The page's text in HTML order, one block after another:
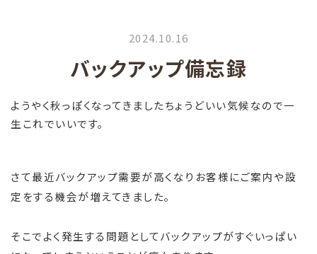
2024.10.16
バックアップ備忘録
ようやく秋っぽくなってきましたちょうどいい気候なので一
生これでいいです。
さて最近バックアップ需要が高くなりお客様にご案内や設
定をする機会が増えてきました。
そこでよく発生する問題としてバックアップがすぐいっぱい